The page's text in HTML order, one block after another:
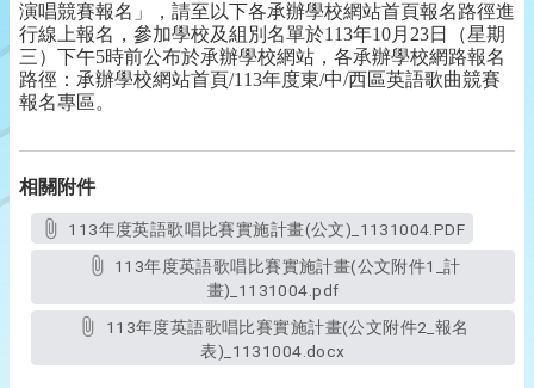
演唱競賽報名」，請至以下各承辦學校網站首頁報名路徑進
行線上報名，參加學校及組別名單於113年10月23日（星期
三）下午5時前公布於承辦學校網站，各承辦學校網路報名
路徑：承辦學校網站首頁/113年度東/中/西區英語歌曲競賽
報名專區。
相關附件
113年度英語歌唱比賽實施計畫(公文)_1131004.PDF
畫)_1131004.pdf
表)_1131004.docx